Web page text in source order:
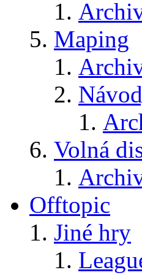
Maping
Volná
Offtopic
Jiné hry